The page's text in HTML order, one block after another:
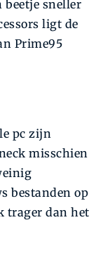
sneller
ligt de
Prime95
pc zijn
misschien
bestanden op
trager dan het